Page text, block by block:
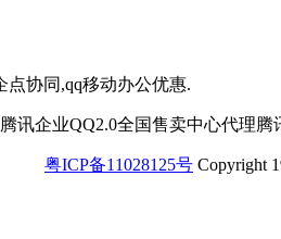
腾讯企业QQ2.0全国售卖中心代理腾
粤ICP备11028125号 Copyright